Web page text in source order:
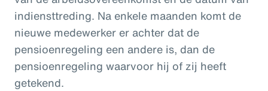
indiensttreding. Na enkele maanden komt de
nieuwe medewerker er achter dat de
pensioenregeling een andere is, dan de
pensioenregeling waarvoor hij of zij heeft
getekend.